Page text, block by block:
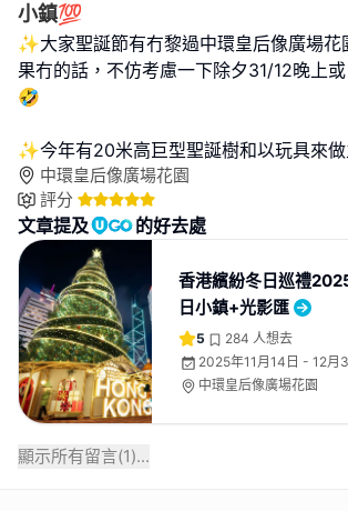
小鎮💯
✨大家聖誕節有冇黎過中環皇后像廣場
果冇的話，不仿考慮一下除夕31/12晚上
🤣
✨️今年有20米高巨型聖誕樹和以玩具來
中環皇后像廣場花園
評分
文章提及 的好去處
香港繽紛冬日巡禮
日小鎮+光影匯
5 284 人想去
2025年11月14日 - 12月
中環皇后像廣場花園
顯示所有留言(1)...